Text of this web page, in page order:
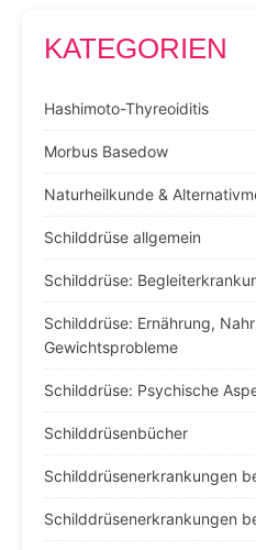
KATEGORIEN
Hashimoto-Thyreoiditis
Morbus Basedow
Naturheilkunde &
Schilddrüse allgemein
Schilddrüse:
Schilddrüse: Ernährung,
Gewichtsprobleme
Schilddrüse: Psychische
Schilddrüsenbücher
Schilddrüsenerkrankungen
Schilddrüsenerkrankungen